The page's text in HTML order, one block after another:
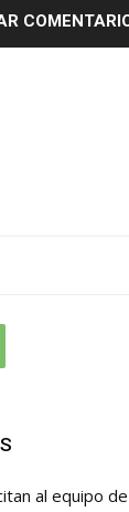
al equipo